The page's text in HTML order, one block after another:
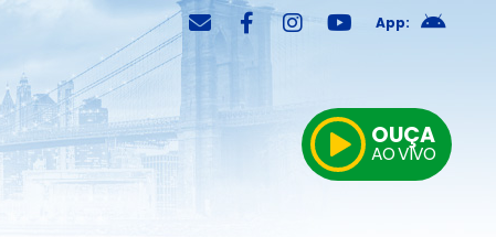
App:
OUÇA
AO VIVO